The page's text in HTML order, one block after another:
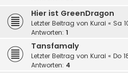
Hier ist GreenDragon
Letzter Beitrag von Kurai « Sa
Antworten: 1
Tansfamaly
Letzter Beitrag von Kurai « Do
Antworten: 4